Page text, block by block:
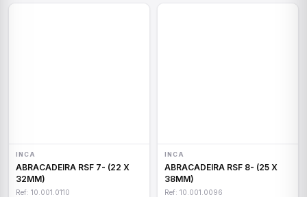
INCA
ABRACADEIRA RSF 7- (22 X
32MM)
Ref: 10.001.0110
INCA
ABRACADEIRA RSF 8- (25 X
38MM)
Ref: 10.001.0096